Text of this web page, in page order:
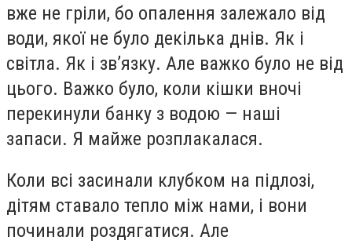
вже не гріли, бо опалення залежало від
води, якої не було декілька днів. Як і
світла. Як і зв’язку. Але важко було не від
цього. Важко було, коли кішки вночі
перекинули банку з водою — наші
запаси. Я майже розплакалася.
Коли всі засинали клубком на підлозі,
дітям ставало тепло між нами, і вони
починали роздягатися. Але